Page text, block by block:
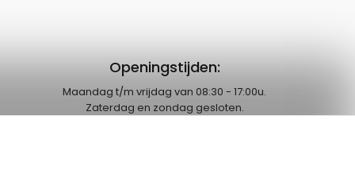
Openingstijden:
Maandag t/m vrijdag van 08:30 - 17:00u.
Zaterdag en zondag gesloten.